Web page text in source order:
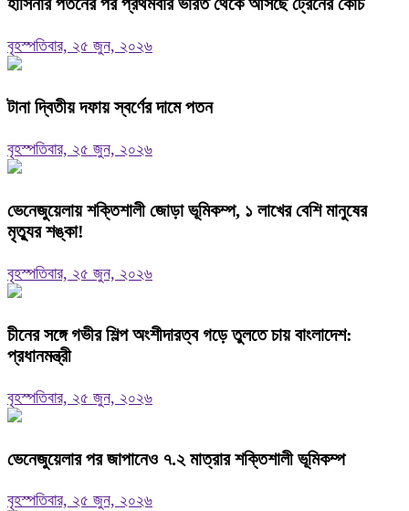
বৃহস্পতিবার, ২৫ জুন, ২০২৬
টানা দ্বিতীয় দফায় স্বর্ণের দামে পতন
বৃহস্পতিবার, ২৫ জুন, ২০২৬
ভেনেজুয়েলায় শক্তিশালী জোড়া ভূমিকম্প, ১ লাখের বেশি মানুষের
মৃত্যুর শঙ্কা!
বৃহস্পতিবার, ২৫ জুন, ২০২৬
চীনের সঙ্গে গভীর শিল্প অংশীদারত্ব গড়ে তুলতে চায় বাংলাদেশ:
প্রধানমন্ত্রী
বৃহস্পতিবার, ২৫ জুন, ২০২৬
ভেনেজুয়েলার পর জাপানেও ৭.২ মাত্রার শক্তিশালী ভূমিকম্প
বৃহস্পতিবার, ২৫ জুন, ২০২৬